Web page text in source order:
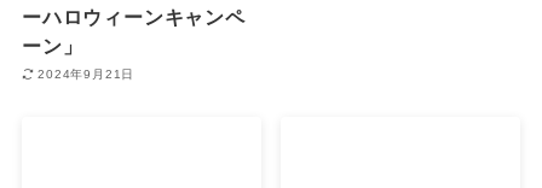
ーハロウィーンキャンペ
ーン」
2024年9月21日